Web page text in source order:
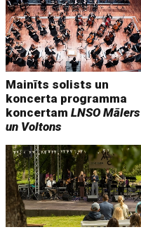
Mainīts solists un
koncerta programma
koncertamLNSO Mālers
un Voltons